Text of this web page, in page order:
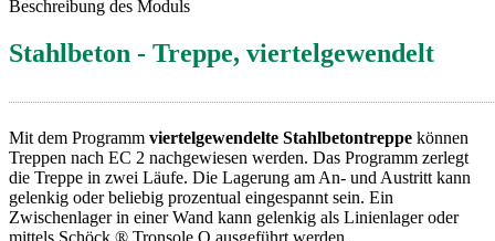
Beschreibung des Moduls
Stahlbeton - Treppe, viertelgewendelt
Mit dem Programm viertelgewendelte Stahlbetontreppe können
Treppen nach EC 2 nachgewiesen werden. Das Programm zerlegt
die Treppe in zwei Läufe. Die Lagerung am An- und Austritt kann
gelenkig oder beliebig prozentual eingespannt sein. Ein
Zwischenlager in einer Wand kann gelenkig als Linienlager oder
mittels Schöck ® Tronsole Q ausgeführt werden.